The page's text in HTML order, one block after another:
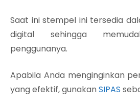
Saat ini stempel ini tersedia
digital sehingga
penggunanya.
Apabila Anda menginginkan
yang efektif, gunakanSIPAS